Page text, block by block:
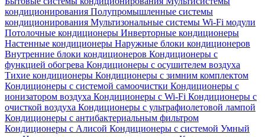
кондиционирования Полупромышленные системы
кондиционирования Мультизональные системы Wi-Fi модули
Потолочные кондиционеры Инверторные кондиционеры
Настенные кондиционеры Наружные блоки кондиционеров
Внутренние блоки кондиционеров Кондиционеры с
функцией обогрева Кондиционеры с осушителем воздуха
Тихие кондиционеры Кондиционеры с зимним комплектом
Кондиционеры с системой самоочистки Кондиционеры с
ионизатором воздуха Кондиционеры с Wi-Fi Кондиционеры с
очисткой воздуха Кондиционеры с ультрафиолетовой лампой
Кондиционеры с антибактериальным фильтром
Кондиционеры с Алисой Кондиционеры с системой Умный